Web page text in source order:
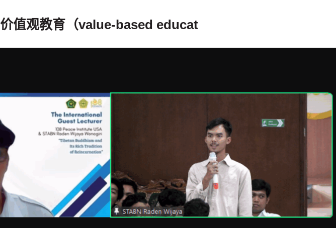
价值观教育（value-based educat